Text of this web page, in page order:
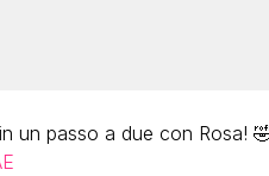
un passo a due con Rosa!